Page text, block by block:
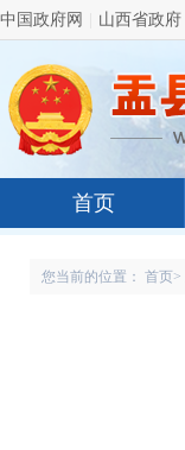
中国政府网 山西省政府
首页
您当前的位置： 首页>